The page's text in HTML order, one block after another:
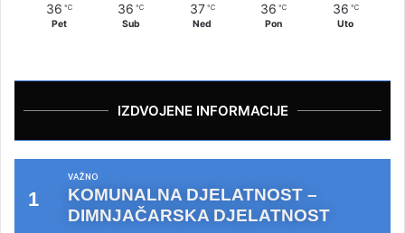
36 ℃
Pet
36 ℃
Sub
37 ℃
Ned
36 ℃
Pon
36 ℃
Uto
IZDVOJENE INFORMACIJE
VAŽNO
KOMUNALNA DJELATNOST –
DIMNJAČARSKA DJELATNOST